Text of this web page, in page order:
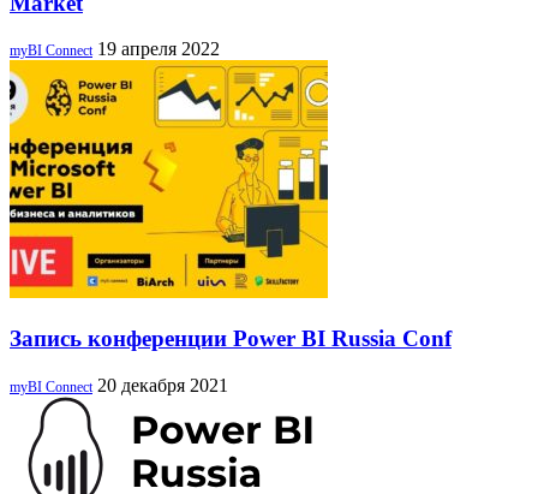
myBI Connect 19 апреля 2022
Запись конференции Power BI Russia Conf
myBI Connect 20 декабря 2021